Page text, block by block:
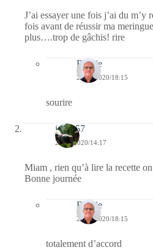
J’ai essayer une fois j’ai du m’y
fois avant de réussir ma
plus….trop de gâchis! rire
Bernie
22/09/2020/18:15
sourire
jazzy57
22/09/2020/14:17
Miam , rien qu’à lire la recette
Bonne journée
Bernie
22/09/2020/18:15
totalement d’accord